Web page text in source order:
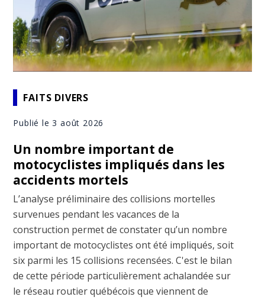
FAITS DIVERS
Publié le 3 août 2026
Un nombre important de
motocyclistes impliqués dans les
accidents mortels
L’analyse préliminaire des collisions mortelles
survenues pendant les vacances de la
construction permet de constater qu’un nombre
important de motocyclistes ont été impliqués, soit
six parmi les 15 collisions recensées. C'est le bilan
de cette période particulièrement achalandée sur
le réseau routier québécois que viennent de